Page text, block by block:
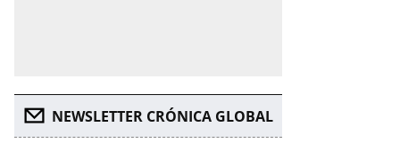
NEWSLETTER CRÓNICA GLOBAL